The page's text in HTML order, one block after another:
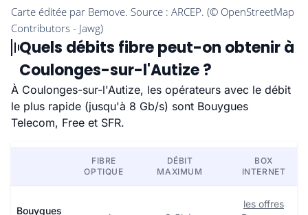
Quels débits fibre peut-on obtenir à
Coulonges-sur-l'Autize ?
À Coulonges-sur-l'Autize, les opérateurs avec le débit
le plus rapide (jusqu'à 8 Gb/s) sont Bouygues
Telecom, Free et SFR.
FIBRE
OPTIQUE
DÉBIT
MAXIMUM
BOX
INTERNET
Bouygues
les offres